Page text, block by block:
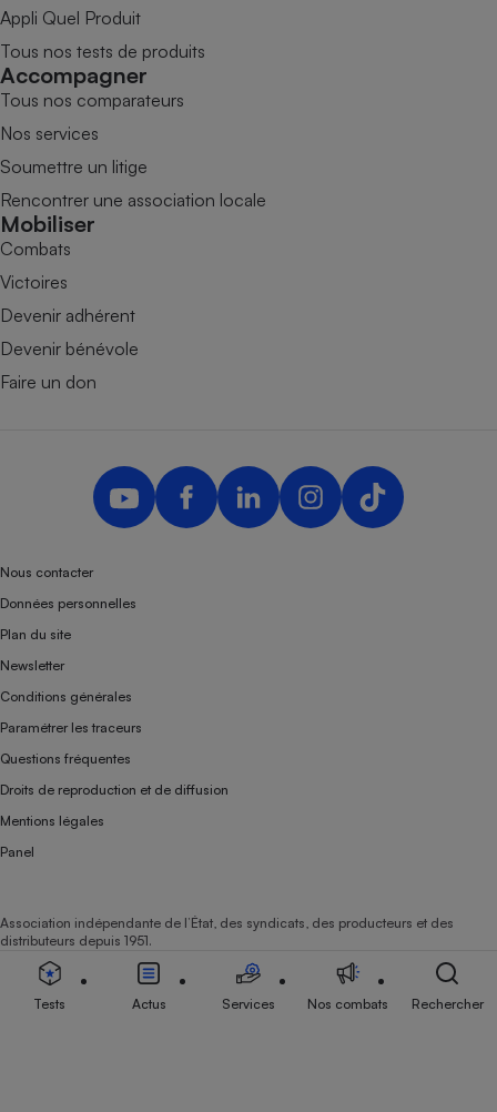
Appli Quel Produit
Tous nos tests de produits
Accompagner
Tous nos comparateurs
Nos services
Soumettre un litige
Rencontrer une association locale
Mobiliser
Combats
Victoires
Devenir adhérent
Devenir bénévole
Faire un don
Nous contacter
Données personnelles
Plan du site
Newsletter
Conditions générales
Paramétrer les traceurs
Questions fréquentes
Droits de reproduction et de diffusion
Mentions légales
Panel
Association indépendante de l’État, des syndicats, des producteurs et des
distributeurs depuis 1951.
Tests Actus Services Nos combats Rechercher